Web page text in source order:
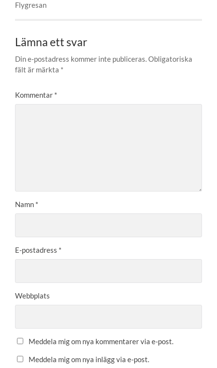
Flygresan
Lämna ett svar
Din e-postadress kommer inte publiceras.Obligatoriska
fält är märkta *
Kommentar *
Namn *
E-postadress *
Webbplats
Meddela mig om nya kommentarer via e-post.
Meddela mig om nya inlägg via e-post.